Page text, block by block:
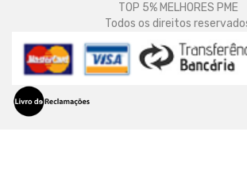
TOP 5% MELHORES PME
Todos os direitos